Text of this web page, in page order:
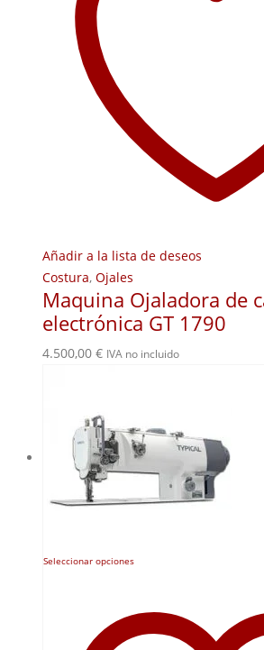
Añadir a la lista de deseos
Costura, Ojales
Maquina Ojaladora de
electrónica GT 1790
4.500,00 € IVA no incluido
Seleccionar opcionesEste
variantes.
Las